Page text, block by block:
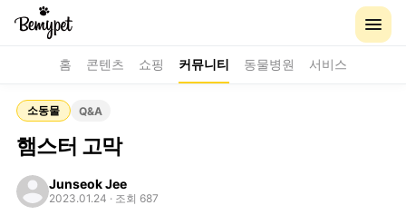
홈 콘텐츠 쇼핑 커뮤니티 동물병원 서비스
소동물 Q&A
햄스터 고막
Junseok Jee
2023.01.24 · 조회 687